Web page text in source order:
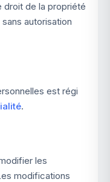
droit de la propriété
autorisation
est régi
.
les
modifications